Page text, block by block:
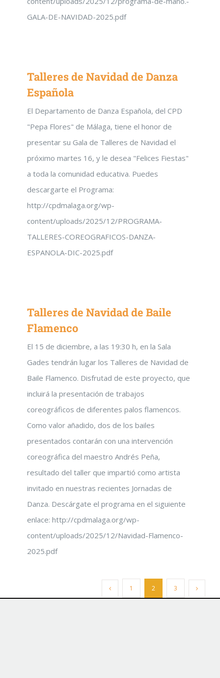
GALA-DE-NAVIDAD-2025.pdf
Talleres de Navidad de Danza
Española
El Departamento de Danza Española, del CPD
"Pepa Flores" de Málaga, tiene el honor de
presentar su Gala de Talleres de Navidad el
próximo martes 16, y le desea "Felices Fiestas"
a toda la comunidad educativa. Puedes
descargarte el Programa:
http://cpdmalaga.org/wp-
content/uploads/2025/12/PROGRAMA-
TALLERES-COREOGRAFICOS-DANZA-
ESPANOLA-DIC-2025.pdf
Talleres de Navidad de Baile
Flamenco
El 15 de diciembre, a las 19:30 h, en la Sala
Gades tendrán lugar los Talleres de Navidad de
Baile Flamenco. Disfrutad de este proyecto, que
incluirá la presentación de trabajos
coreográficos de diferentes palos flamencos.
Como valor añadido, dos de los bailes
presentados contarán con una intervención
coreográfica del maestro Andrés Peña,
resultado del taller que impartió como artista
invitado en nuestras recientes Jornadas de
Danza. Descárgate el programa en el siguiente
enlace: http://cpdmalaga.org/wp-
content/uploads/2025/12/Navidad-Flamenco-
2025.pdf
1 2 3